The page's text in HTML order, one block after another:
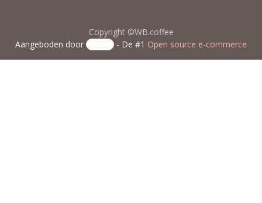
Copyright ©WB.coffee
Aangeboden door
- De #1 Open source e-commerce